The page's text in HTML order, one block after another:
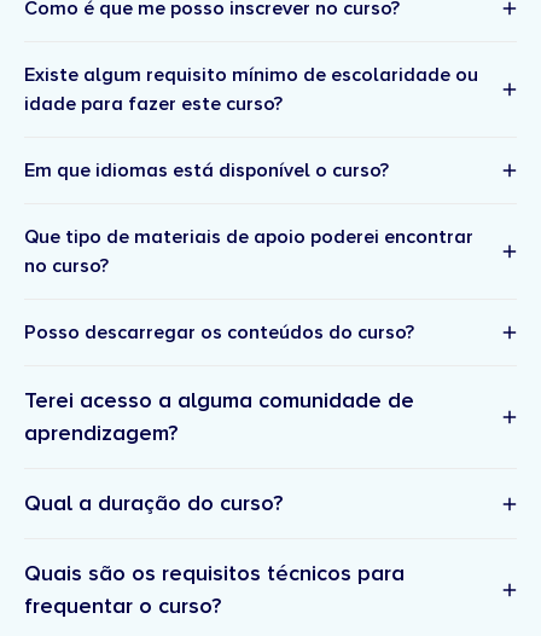
Como é que me posso inscrever no curso?
Existe algum requisito mínimo de escolaridade ou
idade para fazer este curso?
Em que idiomas está disponível o curso?
Que tipo de materiais de apoio poderei encontrar
no curso?
Posso descarregar os conteúdos do curso?
Terei acesso a alguma comunidade de
aprendizagem?
Qual a duração do curso?
Quais são os requisitos técnicos para
frequentar o curso?